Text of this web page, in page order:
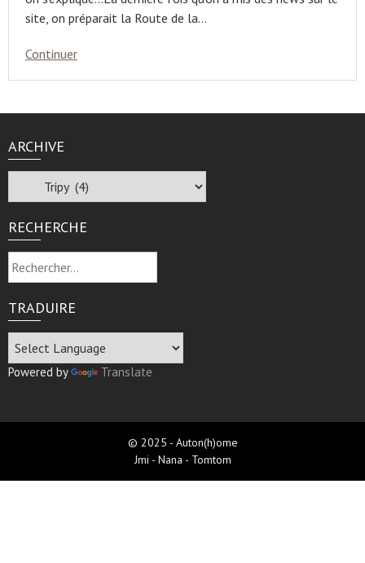
site, on préparait la Route de la…
Continuer
ARCHIVE
Archive
RECHERCHE
Rechercher :
TRADUIRE
Powered by Translate
© 2025 - Auton(h)ome
Jmi - Nana - Tomtom